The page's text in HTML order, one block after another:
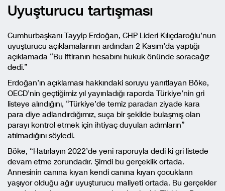
Uyuşturucu tartışması
Cumhurbaşkanı Tayyip Erdoğan, CHP Lideri Kılıçdaroğlu’nun
uyuşturucu açıklamalarının ardından 2 Kasım’da yaptığı
açıklamada “Bu iftiranın hesabını hukuk önünde soracağız
dedi.”
Erdoğan’ın açıklaması hakkındaki soruyu yanıtlayan Böke,
OECD’nin geçtiğimiz yıl yayınladığı raporda Türkiye’nin gri
listeye alındığını, “Türkiye’de temiz paradan ziyade kara
para diye adlandırdığımız, suça bir şekilde bulaşmış olan
parayı kontrol etmek için ihtiyaç duyulan adımların”
atılmadığını söyledi.
Böke, “Hatırlayın 2022’de yeni raporuyla dedi ki gri listede
devam etme zorundadır. Şimdi bu gerçeklik ortada.
Annesinin canına kıyan kendi canına kıyan çocukların
yaşıyor olduğu ağır uyuşturucu maliyeti ortada. Bu gerçekler